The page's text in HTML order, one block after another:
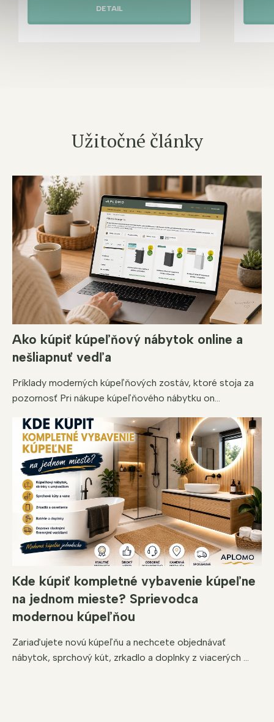
DETAIL
Užitočné články
Ako kúpiť kúpeľňový nábytok online a
nešliapnuť vedľa
Príklady moderných kúpeľňových zostáv, ktoré stoja za
pozornosť Pri nákupe kúpeľňového nábytku on...
Kde kúpiť kompletné vybavenie kúpeľne
na jednom mieste? Sprievodca
modernou kúpeľňou
Zariaďujete novú kúpeľňu a nechcete objednávať
nábytok, sprchový kút, zrkadlo a doplnky z viacerých ...